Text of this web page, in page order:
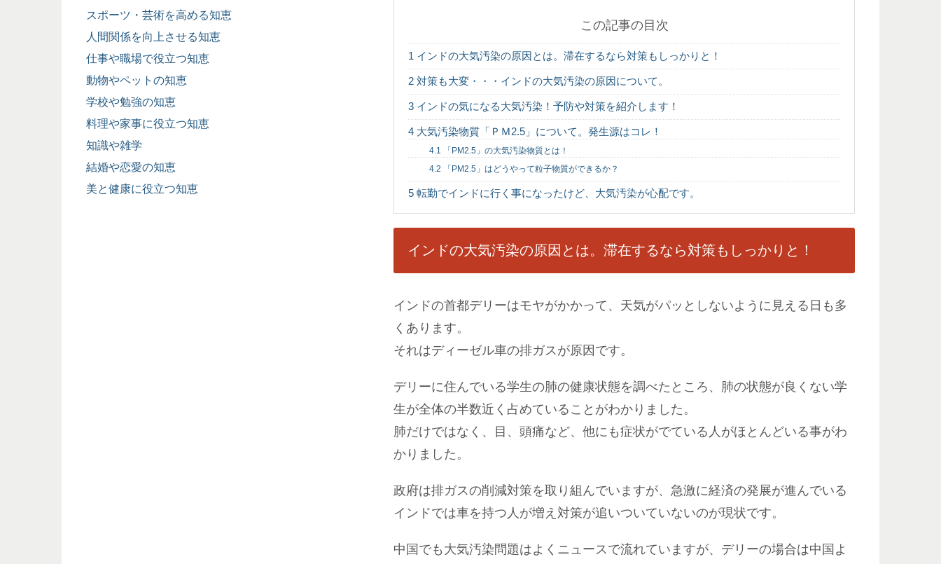
この記事の目次
1 インドの大気汚染の原因とは。滞在するなら対策もしっかりと！
2 対策も大変・・・インドの大気汚染の原因について。
3 インドの気になる大気汚染！予防や対策を紹介します！
4 大気汚染物質「ＰＭ2.5」について。発生源はコレ！
4.1 「PM2.5」の大気汚染物質とは！
4.2 「PM2.5」はどうやって粒子物質ができるか？
5 転勤でインドに行く事になったけど、大気汚染が心配です。
インドの大気汚染の原因とは。滞在するなら対策もしっかりと！
インドの首都デリーはモヤがかかって、天気がパッとしないように見える日も多
くあります。
それはディーゼル車の排ガスが原因です。
デリーに住んでいる学生の肺の健康状態を調べたところ、肺の状態が良くない学
生が全体の半数近く占めていることがわかりました。
肺だけではなく、目、頭痛など、他にも症状がでている人がほとんどいる事がわ
かりました。
政府は排ガスの削減対策を取り組んでいますが、急激に経済の発展が進んでいる
インドでは車を持つ人が増え対策が追いついていないのが現状です。
中国でも大気汚染問題はよくニュースで流れていますが、デリーの場合は中国よ
スポーツ・芸術を高める知恵
人間関係を向上させる知恵
仕事や職場で役立つ知恵
動物やペットの知恵
学校や勉強の知恵
料理や家事に役立つ知恵
知識や雑学
結婚や恋愛の知恵
美と健康に役立つ知恵